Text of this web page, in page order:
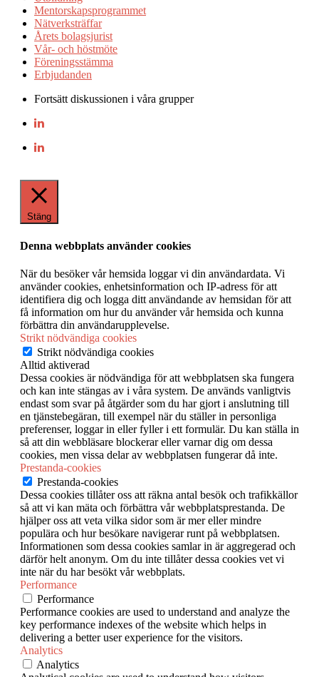
Mentorskapsprogrammet
Nätverksträffar
Årets bolagsjurist
Vår- och höstmöte
Föreningsstämma
Erbjudanden
Fortsätt diskussionen i våra grupper
Stäng
Denna webbplats använder cookies
När du besöker vår hemsida loggar vi din användardata. Vi
använder cookies, enhetsinformation och IP-adress för att
identifiera dig och logga ditt användande av hemsidan för att
få information om hur du använder vår hemsida och kunna
förbättra din användarupplevelse.
Strikt nödvändiga cookies
Strikt nödvändiga cookies
Alltid aktiverad
Dessa cookies är nödvändiga för att webbplatsen ska fungera
och kan inte stängas av i våra system. De används vanligtvis
endast som svar på åtgärder som du har gjort i anslutning till
en tjänstebegäran, till exempel när du ställer in personliga
preferenser, loggar in eller fyller i ett formulär. Du kan ställa in
så att din webbläsare blockerar eller varnar dig om dessa
cookies, men vissa delar av webbplatsen fungerar då inte.
Prestanda-cookies
Prestanda-cookies
Dessa cookies tillåter oss att räkna antal besök och trafikkällor
så att vi kan mäta och förbättra vår webbplatsprestanda. De
hjälper oss att veta vilka sidor som är mer eller mindre
populära och hur besökare navigerar runt på webbplatsen.
Informationen som dessa cookies samlar in är aggregerad och
därför helt anonym. Om du inte tillåter dessa cookies vet vi
inte när du har besökt vår webbplats.
Performance
Performance
Performance cookies are used to understand and analyze the
key performance indexes of the website which helps in
delivering a better user experience for the visitors.
Analytics
Analytics